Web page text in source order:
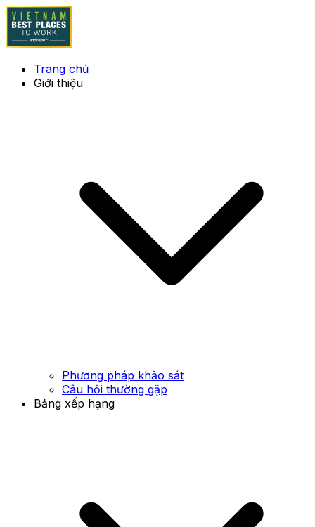
Trang chủ
Giới thiệu
Phương pháp khảo sát
Câu hỏi thường gặp
Bảng xếp hạng